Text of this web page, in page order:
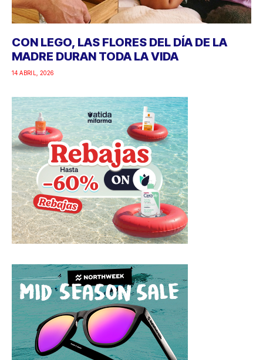
CON LEGO, LAS FLORES DEL DÍA DE LA
MADRE DURAN TODA LA VIDA
14 ABRIL, 2026